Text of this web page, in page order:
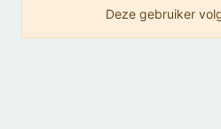
Deze gebruiker